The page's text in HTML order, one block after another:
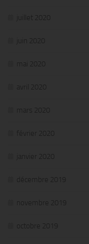
juillet 2020
juin 2020
mai 2020
avril 2020
mars 2020
février 2020
janvier 2020
décembre 2019
novembre 2019
octobre 2019